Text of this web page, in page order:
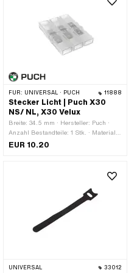
FÜR: UNIVERSAL · PUCH 11888
Stecker Licht | Puch X30
NS/ NL, X30 Velux
Breite: 34.5 mm · Hersteller: Puch ·
Anzahl Bestandteile: 1 Stk. · Material:
Kunststoff · Material: Stahl · Anzahl
Höhe: 6.5 mm · Anwendungsbereich:
EUR 10.20
UNIVERSAL 33012